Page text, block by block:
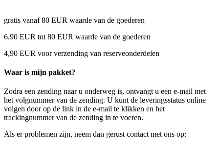
gratis vanaf 80 EUR waarde van de goederen
6,90 EUR tot 80 EUR waarde van de goederen
4,90 EUR voor verzending van reserveonderdelen
Waar is mijn pakket?
Zodra een zending naar u onderweg is, ontvangt u een e-mail met
het volgnummer van de zending. U kunt de leveringsstatus online
volgen door op de link in de e-mail te klikken en het
trackingnummer van de zending in te voeren.
Als er problemen zijn, neem dan gerust contact met ons op: